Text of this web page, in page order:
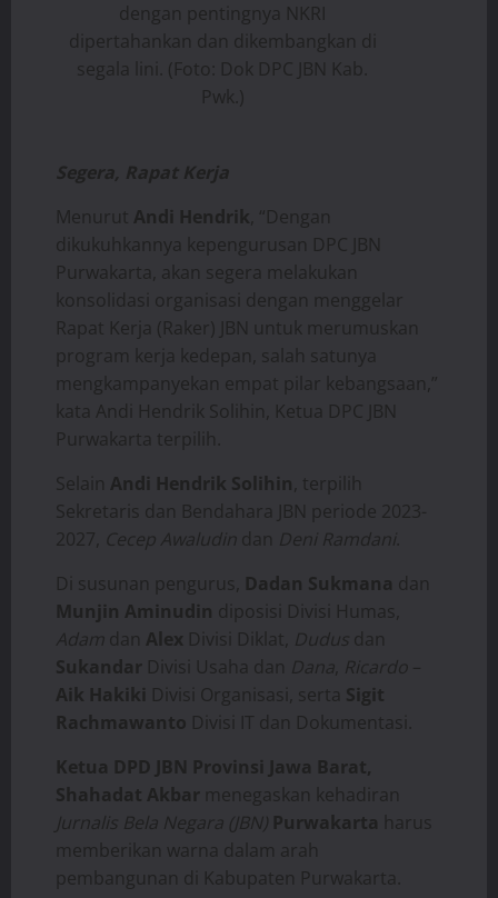
dengan pentingnya NKRI
dipertahankan dan dikembangkan di
segala lini. (Foto: Dok DPC JBN Kab.
Pwk.)
Segera, Rapat Kerja
Menurut Andi Hendrik , “Dengan
dikukuhkannya kepengurusan DPC JBN
Purwakarta, akan segera melakukan
konsolidasi organisasi dengan menggelar
Rapat Kerja (Raker) JBN untuk merumuskan
program kerja kedepan, salah satunya
mengkampanyekan empat pilar kebangsaan,”
kata Andi Hendrik Solihin, Ketua DPC JBN
Purwakarta terpilih.
Selain Andi Hendrik Solihin , terpilih
Sekretaris dan Bendahara JBN periode 2023-
2027, Cecep Awaludin dan Deni Ramdani
Di susunan pengurus, Dadan Sukmana dan
Munjin Aminudin diposisi Divisi Humas,
Adam dan Alex Divisi Diklat, Dudus dan
Sukandar Divisi Usaha dan Dana Ricardo –
Aik Hakiki Divisi Organisasi, serta Sigit
Rachmawanto Divisi IT dan Dokumentasi.
Ketua DPD JBN Provinsi Jawa Barat,
Shahadat Akbar menegaskan kehadiran
Jurnalis Bela Negara (JBN) Purwakarta harus
memberikan warna dalam arah
pembangunan di Kabupaten Purwakarta.